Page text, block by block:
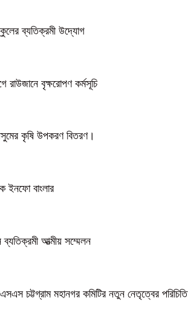
ব্যতিক্রমী উদ্যোগ
রাউজানে বৃক্ষরোপণ কর্মসূচি
কৃষি উপকরণ বিতরণ।
ইনফো বাংলার
ব্যতিক্রমী আত্মীয় সম্মেলন
চট্টগ্রাম মহানগর কমিটির নতুন নেতৃত্বের পরিচিতি